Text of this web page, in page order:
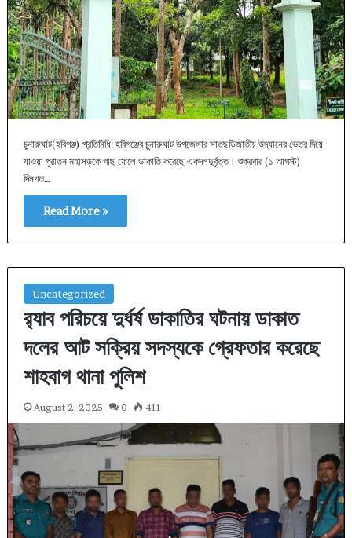
চুনারুঘাট(হবিগঞ্জ) প্রতিনিধি: হবিগঞ্জের চুনারুঘাট উপজেলার সাতছড়িজাতীয় উদ্যানের ভেতর দিয়ে
যাওয়া পুরাতন মহাসড়কে গাছ ফেলে ডাকাতি করেছে একদলদুর্বৃত্ত। শুক্রবার (১ আগস্ট)
দিনগত…
Read More »
Uncategorized
র‍্যাব পরিচয়ে দুর্ধর্ষ ডাকাতির ঘটনায় ডাকাত
দলের আট সক্রিয় সদস্যকে গ্রেফতার করেছে
শাহবাগ থানা পুলিশ
August 2, 2025 0 411